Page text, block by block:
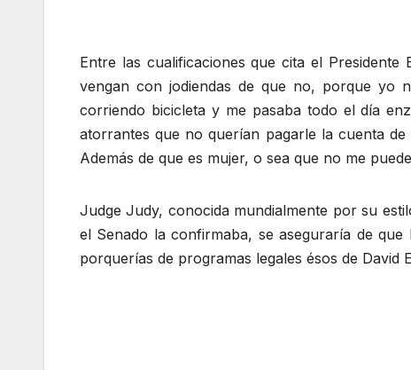
Entre las cualificaciones que cita el
vengan con jodiendas de que no, porque yo
corriendo bicicleta y me pasaba todo el día
atorrantes que no querían pagarle la cuenta
Además de que es mujer, o sea que no me
Judge Judy, conocida mundialmente por su
el Senado la confirmaba, se aseguraría de
porquerías de programas legales ésos de David